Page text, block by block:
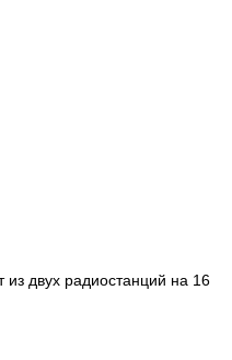
двух радиостанций на 16